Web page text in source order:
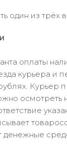
один из трёх
оплаты
курьера и
Курьер
осмотреть
денежные